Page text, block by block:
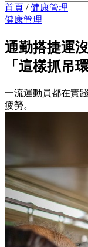
首頁 /健康管理
健康管理
通勤搭捷運
「這樣抓吊
一流運動員都在實
疲勞。